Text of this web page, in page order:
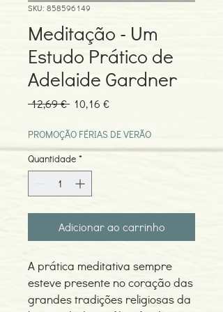
SKU: 858596149
Meditação - Um
Estudo Prático de
Adelaide Gardner
12,69 € Preço
10,16 €Preço
PROMOÇÃO FÉRIAS DE VERÃO
Quantidade *
Adicionar ao carrinho
A prática meditativa sempre
esteve presente no coração das
grandes tradições religiosas da